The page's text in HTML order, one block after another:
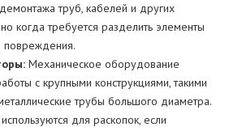
труб, кабелей и других
когда требуется разделить элементы
повреждения.
Механическое оборудование
с крупными конструкциями, такими
трубы большого диаметра.
для раскопок, если